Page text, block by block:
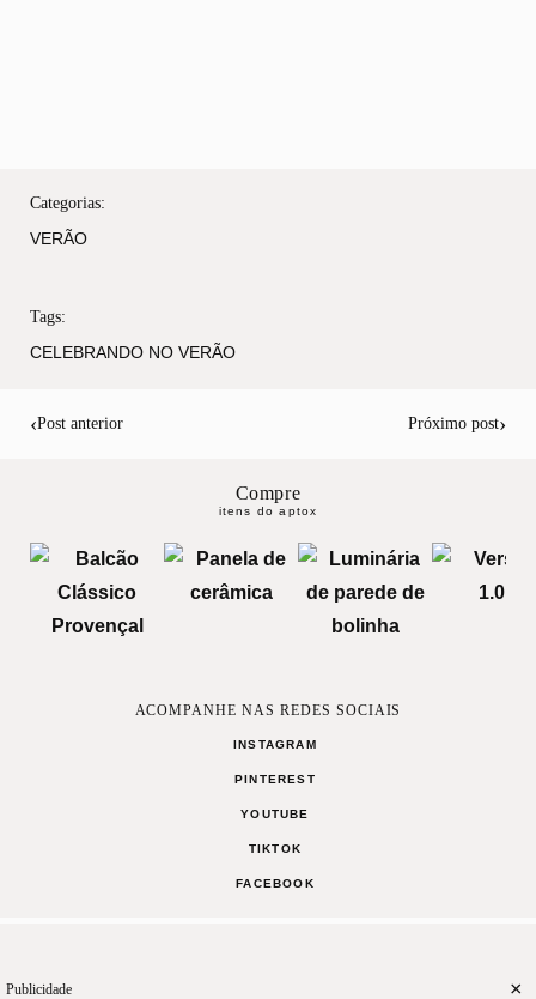
Categorias:
VERÃO
Tags:
CELEBRANDO NO VERÃO
‹Post anterior Próximo post›
Compre
itens do aptox
ACOMPANHE NAS REDES SOCIAIS
INSTAGRAM
PINTEREST
YOUTUBE
TIKTOK
FACEBOOK
Publicidade ×